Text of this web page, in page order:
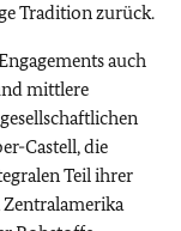
Tradition zurück.
auch
mittlere
Castell, die
Teil ihrer
Zentralamerika